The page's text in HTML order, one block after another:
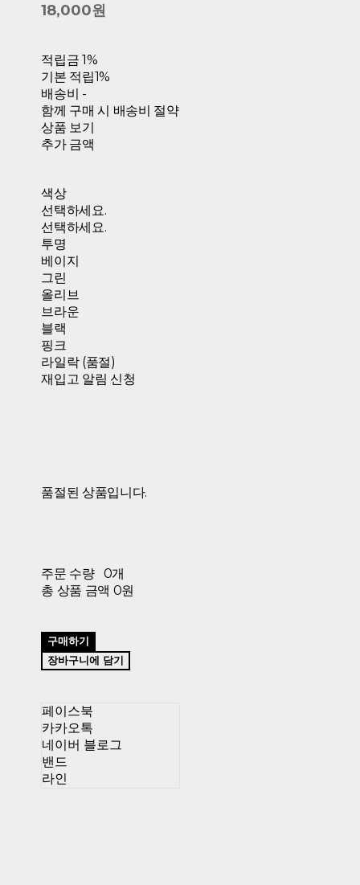
18,000원
적립금 1%
기본 적립1%
배송비 -
함께 구매 시 배송비 절약
상품 보기
추가 금액
색상
선택하세요.
선택하세요.
투명
베이지
그린
올리브
브라운
블랙
핑크
라일락 (품절)
재입고 알림 신청
품절된 상품입니다.
주문 수량
0개
총 상품 금액 0원
구매하기
장바구니에 담기
페이스북
카카오톡
네이버 블로그
밴드
라인